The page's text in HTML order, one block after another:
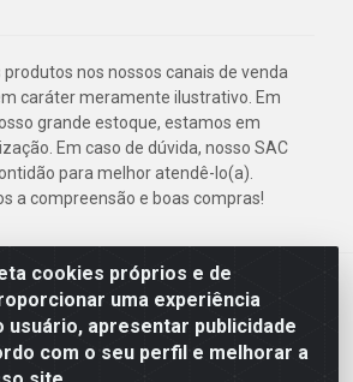
cookies próprios e de
uma experiência
usuário, apresentar publicidade
com o seu perfil e melhorar a
nos nossos canais de venda
caráter meramente ilustrativo. Em
grande estoque, estamos em
Em caso de dúvida, nosso SAC
para melhor atendê-lo(a).
a compreensão e boas compras!
Marechal Mascarenhas de Morais, 2471 -
- CEP 51.150-001 - CNPJ 24.150.377/0003-
57